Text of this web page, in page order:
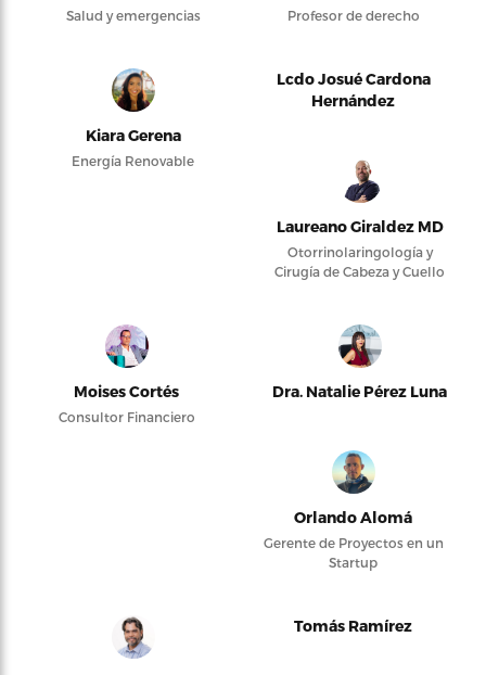
Salud y emergencias Profesor de derecho
Kiara Gerena
Energía Renovable
Lcdo Josué Cardona
Hernández
Laureano Giraldez MD
Otorrinolaringología y
Cirugía de Cabeza y Cuello
Moises Cortés
Consultor Financiero
Dra. Natalie Pérez Luna
Orlando Alomá
Gerente de Proyectos en un
Startup
Tomás Ramírez